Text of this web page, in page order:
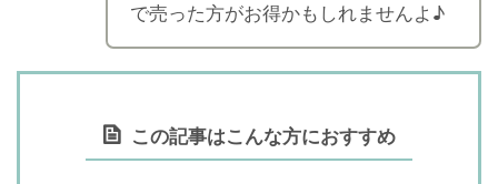
で売った方がお得かもしれませんよ♪
この記事はこんな方におすすめ